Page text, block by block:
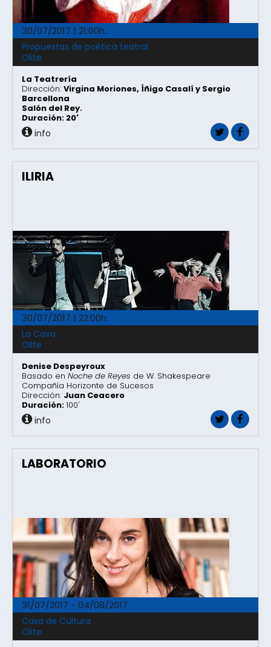
30/07/2017 | 21:00h.
Propuestas de poética teatral
Olite
La Teatrería
Dirección: Virgina Moriones, Íñigo Casalí y Sergio
Barcellona
Salón del Rey.
Duración: 20'
info
ILIRIA
30/07/2017 | 22:00h.
La Cava
Olite
Denise Despeyroux
Basado en Noche de Reyes de W. Shakespeare
Compañía Horizonte de Sucesos
Dirección: Juan Ceacero
Duración:100'
info
LABORATORIO
31/07/2017 - 04/08/2017
Casa de Cultura
Olite